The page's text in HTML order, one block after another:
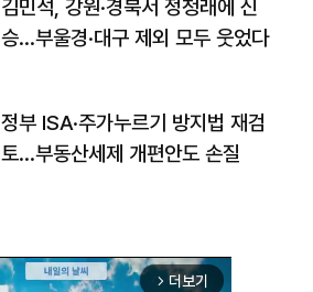
김민석, 강원·경북서 정청래에 신
승…부울경·대구 제외 모두 웃었다
정부 ISA·주가누르기 방지법 재검
토…부동산세제 개편안도 손질
arrow_forward_ios 더보기